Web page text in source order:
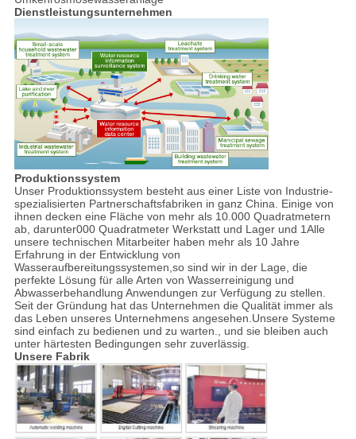
Dienstleistungsunternehmen
Produktionssystem
Unser Produktionssystem besteht aus einer Liste von Industrie-
spezialisierten Partnerschaftsfabriken in ganz China. Einige von
ihnen decken eine Fläche von mehr als 10.000 Quadratmetern
ab, darunter000 Quadratmeter Werkstatt und Lager und 1Alle
unsere technischen Mitarbeiter haben mehr als 10 Jahre
Erfahrung in der Entwicklung von
Wasseraufbereitungssystemen,so sind wir in der Lage, die
perfekte Lösung für alle Arten von Wasserreinigung und
Abwasserbehandlung Anwendungen zur Verfügung zu stellen.
Seit der Gründung hat das Unternehmen die Qualität immer als
das Leben unseres Unternehmens angesehen.Unsere Systeme
sind einfach zu bedienen und zu warten., und sie bleiben auch
unter härtesten Bedingungen sehr zuverlässig.
Unsere Fabrik